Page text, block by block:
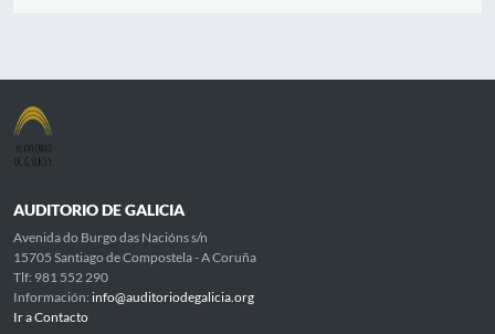
AUDITORIO DE GALICIA
Avenida do Burgo das Nacións s/n
15705 Santiago de Compostela - A Coruña
Tlf: 981 552 290
Información: info@auditoriodegalicia.org
Ir a Contacto